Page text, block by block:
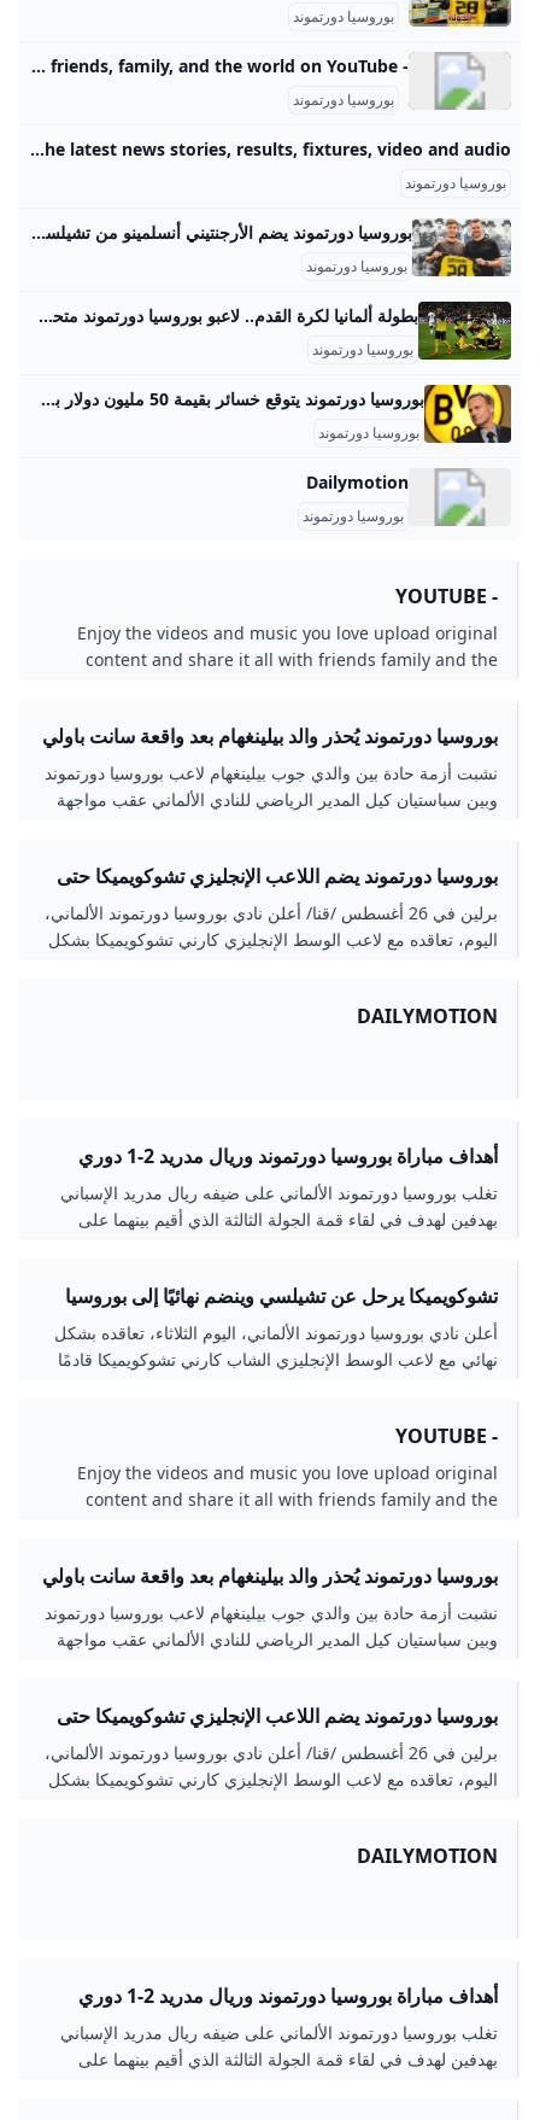
بوروسيا دورتموند
- YouTube Enjoy the videos and music you love, upload original content, and share it all with friends, family, and the world on YouTube.
بوروسيا دورتموند
Borussia Dortmund - BBC Sport The home of Borussia Dortmund on BBC Sport online. Includes the latest news stories, results, fixtures, video and audio.
بوروسيا دورتموند
بوروسيا دورتموند يضم الأرجنتيني أنسلمينو من تشيلسي أعلن نادي بوروسيا دورتموند الألماني، اليوم الأربعاء، تعاقده مع آرون أنسلمينو، قادما من صفوف فريق تشيلسي الإنجليزي. رئيس التحرير أحمد سليمان جوجل نيوز
بوروسيا دورتموند
بطولة ألمانيا لكرة القدم.. لاعبو بوروسيا دورتموند متحمسون لإستئناف المنافسات ‘أكد مايكل زورك المدير الإداري لنادي بوروسيا دورتموند الألماني لكرة القدم، أن جميع اللاعبين متحمسين لإستئناف منافسات “البوندسليغا”، مؤكدا عدم وجود أي مشاعر قلق أو استياء لديهم. وقال زورك في تصريحات صحفية “، إن المعايير الصحية التي قدمتها رابطة الدوري الألماني تتضمن “أعلى مستويات ممكنة للسلامة”. وأشار إلى أن الجهود المبذولة والمحادثات التي أجريت، أكدت’ ‘أكد مايكل زورك المدير الإداري لنادي بوروسيا دورتموند الألماني لكرة القدم، أن جميع اللاعبين متحمسين لإستئناف منافسات “البوندسليغا”، مؤكدا عدم وجود أي م’ 10 مايو، 2020منذ 10 ساعاتمنذ 5 أياممنذ أسبوعينمنذ 3 أسابيعمنذ 4 أسابيع28 يوليو، 202520 يوليو، 202512 يوليو، 20256 يوليو، 202527 يونيو، 202521 يونيو، 202523 أبريل، 202516 فبراير، 202531 أكتوبر، 202430 أكتوبر، 202429 أكتوبر، 202428 أكتوبر، 202426 أكتوبر، 202426 أكتوبر، 202419 يوليو، 20245 يونيو، 202428 أبريل، 2024
بوروسيا دورتموند
بوروسيا دورتموند يتوقع خسائر بقيمة 50 مليون دولار بسبب أزمة كورونا أعلن نادي بوروسيا دورتموند الألماني لكرة القدم اليوم الاثنين أنه يتوقع أن تصل خسائره إلى نحو 45 مليون يورو (50.5 مليون دولار) في الموسم المنقضي، وذلك…
بوروسيا دورتموند
Dailymotion
بوروسيا دورتموند
- YOUTUBE
Enjoy the videos and music you love upload original
content and share it all with friends family and the
بوروسيا دورتموند يُحذر والد بيلينغهام بعد واقعة سانت باولي
الشرق رياضة
نشبت أزمة حادة بين والدي جوب بيلينغهام لاعب بوروسيا دورتموند
وبين سباستيان كيل المدير الرياضي للنادي الألماني عقب مواجهة
بوروسيا دورتموند يضم اللاعب الإنجليزي تشوكويميكا حتى
2030
برلين في 26 أغسطس /قنا/ أعلن نادي بوروسيا دورتموند الألماني،
اليوم، تعاقده مع لاعب الوسط الإنجليزي كارني تشوكويميكا بشكل
DAILYMOTION
أهداف مباراة بوروسيا دورتموند وريال مدريد 2-1 دوري
أبطال أوروبا البوابة
تغلب بوروسيا دورتموند الألماني على ضيفه ريال مدريد الإسباني
بهدفين لهدف في لقاء قمة الجولة الثالثة الذي أقيم بينهما على
تشوكويميكا يرحل عن تشيلسي وينضم نهائيًا إلى بوروسيا
دورتموند حتى 2030 – كل الكورة
أعلن نادي بوروسيا دورتموند الألماني، اليوم الثلاثاء، تعاقده بشكل
نهائي مع لاعب الوسط الإنجليزي الشاب كارني تشوكويميكا قادمًا
- YOUTUBE
Enjoy the videos and music you love upload original
content and share it all with friends family and the
بوروسيا دورتموند يُحذر والد بيلينغهام بعد واقعة سانت باولي
الشرق رياضة
نشبت أزمة حادة بين والدي جوب بيلينغهام لاعب بوروسيا دورتموند
وبين سباستيان كيل المدير الرياضي للنادي الألماني عقب مواجهة
بوروسيا دورتموند يضم اللاعب الإنجليزي تشوكويميكا حتى
2030
برلين في 26 أغسطس /قنا/ أعلن نادي بوروسيا دورتموند الألماني،
اليوم، تعاقده مع لاعب الوسط الإنجليزي كارني تشوكويميكا بشكل
DAILYMOTION
أهداف مباراة بوروسيا دورتموند وريال مدريد 2-1 دوري
أبطال أوروبا البوابة
تغلب بوروسيا دورتموند الألماني على ضيفه ريال مدريد الإسباني
بهدفين لهدف في لقاء قمة الجولة الثالثة الذي أقيم بينهما على